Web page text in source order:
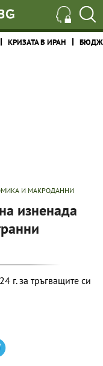
КРИЗАТА В ИРАН
И МАКРОДАННИ
изненада
г. за тръгващите си